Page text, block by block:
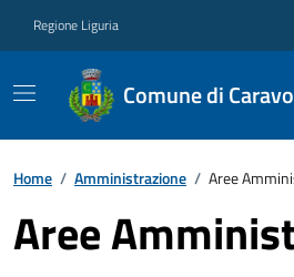
Regione Liguria
Comune di
Home / Amministrazione / Aree
Aree